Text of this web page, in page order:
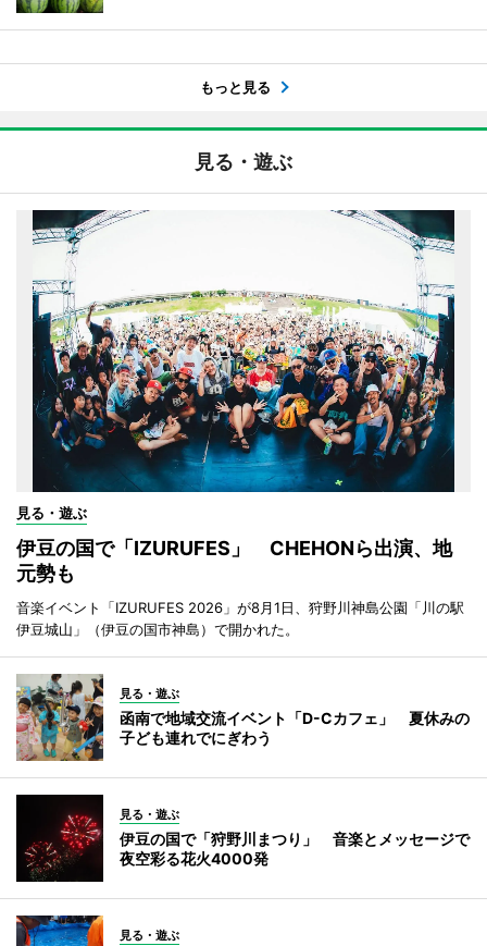
もっと見る
見る・遊ぶ
見る・遊ぶ
伊豆の国で「IZURUFES」 CHEHONら出演、地
元勢も
音楽イベント「IZURUFES 2026」が8月1日、狩野川神島公園「川の駅
伊豆城山」（伊豆の国市神島）で開かれた。
見る・遊ぶ
函南で地域交流イベント「D-Cカフェ」 夏休みの
子ども連れでにぎわう
見る・遊ぶ
伊豆の国で「狩野川まつり」 音楽とメッセージで
夜空彩る花火4000発
見る・遊ぶ